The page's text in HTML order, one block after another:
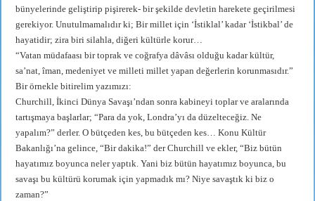
bünyelerinde geliştirip pişirerek- bir şekilde devletin harekete geçirilmesi
gerekiyor. Unutulmamalıdır ki; Bir millet için ‘İstiklal’ kadar ‘İstikbal’ de
hayatidir; zira biri silahla, diğeri kültürle korur…
“Vatan müdafaası bir toprak ve coğrafya dâvâsı olduğu kadar kültür,
sa’nat, îman, medeniyet ve milleti millet yapan değerlerin korunmasıdır.”
Bir örnekle bitirelim yazımızı:
Churchill, İkinci Dünya Savaşı’ndan sonra kabineyi toplar ve aralarında
tartışmaya başlarlar; “Para da yok, Londra’yı da düzelteceğiz. Ne
yapalım?” derler. O bütçeden kes, bu bütçeden kes… Konu Kültür
Bakanlığı’na gelince, “Bir dakika!” der Churchill ve ekler, “Biz bütün
hayatımız boyunca neler yaptık. Yani biz bütün hayatımız boyunca, bu
savaşı bu kültürü korumak için yapmadık mı? Niye savaştık ki biz o
zaman?”